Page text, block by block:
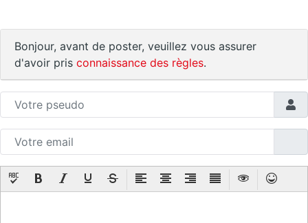
Bonjour, avant de poster, veuillez vous assurer
d'avoir pris connaissance des règles.